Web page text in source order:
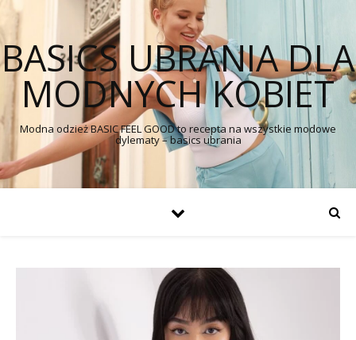
BASICS UBRANIA DLA
MODNYCH KOBIET
Modna odzież BASIC FEEL GOOD to recepta na wszystkie modowe
dylematy – basics ubrania